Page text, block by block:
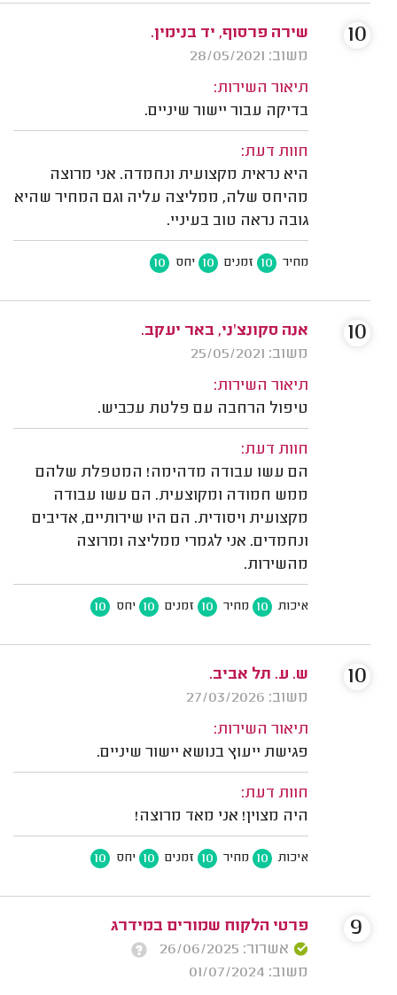
שירה פרסוף, יד בנימין.
משוב: 28/05/2021
תיאור השירות:
בדיקה עבור יישור שיניים.
חוות דעת:
היא נראית מקצועית ונחמדה. אני מרוצה
מהיחס שלה, ממליצה עליה וגם המחיר שהיא
גובה נראה טוב בעיניי.
מחיר 10 זמנים 10 יחס 10
10
אנה סקונצ'ני, באר יעקב.
משוב: 25/05/2021
תיאור השירות:
טיפול הרחבה עם פלטת עכביש.
חוות דעת:
הם עשו עבודה מדהימה! המטפלת שלהם
ממש חמודה ומקוצעית. הם עשו עבודה
מקצועית ויסודית. הם היו שירותיים, אדיבים
ונחמדים. אני לגמרי ממליצה ומרוצה
מהשירות.
איכות 10 מחיר 10 זמנים 10 יחס 10
10
ש. ע. תל אביב.
משוב: 27/03/2026
תיאור השירות:
פגישת ייעוץ בנושא יישור שיניים.
חוות דעת:
היה מצוין! אני מאד מרוצה!
איכות 10 מחיר 10 זמנים 10 יחס 10
10
פרטי הלקוח שמורים במידרג
אשרור: 26/06/2025
משוב: 01/07/2024
9